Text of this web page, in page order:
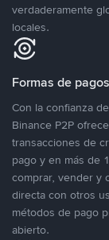
verdaderamente
locales.
Formas de
Con la confianza
Binance P2P
transacciones de
pago y en más de
comprar, vender y
directa con otros
métodos de pago
abierto.